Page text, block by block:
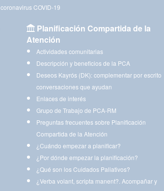
coronavirus COVID-19
Planificación Compartida de la
Atención
Actividades comunitarias
Descripción y beneficios de la PCA
Deseos Kayrós (DK): complementar por escrito
conversaciones que ayudan
Enlaces de interés
Grupo de Trabajo de PCA-RM
Preguntas frecuentes sobre Planificación
Compartida de la Atención
¿Cuándo empezar a planificar?
¿Por dónde empezar la planificación?
¿Qué son los Cuidados Paliativos?
¿Verba volant, scripta manent?. Acompañar y